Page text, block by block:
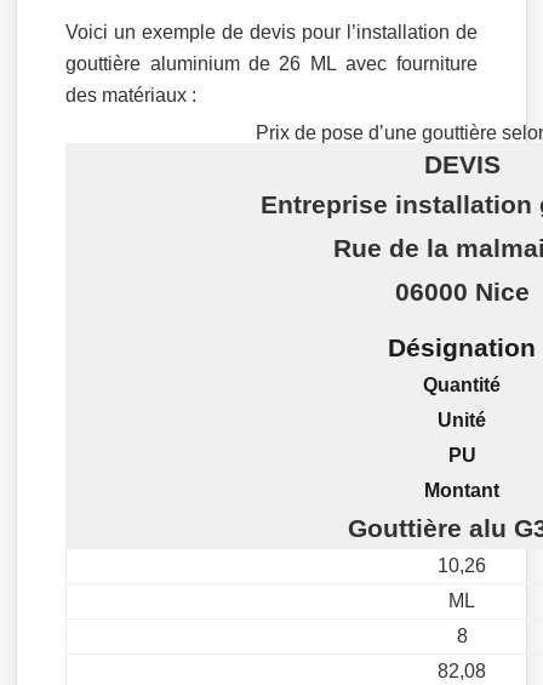
Voici un exemple de devis pour l’installation de
gouttière aluminium de 26 ML avec fourniture
des matériaux :
Prix de pose d’une gouttière
DEVIS
Entreprise installation
Rue de la
06000 Nice
Désignation
Quantité
Unité
PU
Montant
Gouttière alu
10,26
ML
8
82,08